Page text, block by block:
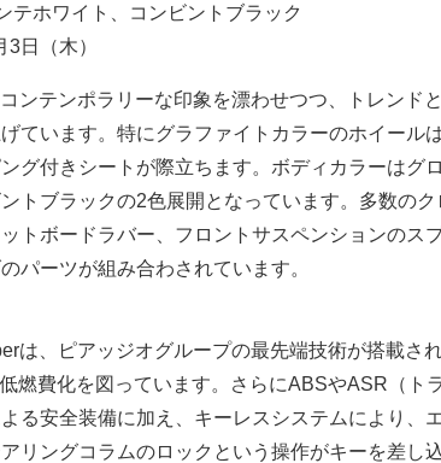
テホワイト、コンビントブラック
3日（木）
ンテンポラリーな印象を漂わせつつ、トレンド
ています。特にグラファイトカラーのホイール
ング付きシートが際立ちます。ボディカラーはグ
トブラックの2色展開となっています。多数の
トボードラバー、フロントサスペンションのス
パーツが組み合わされています。
は、ピアッジオグループの最先端技術が搭載さ
燃費化を図っています。さらにABSやASR（ト
る安全装備に加え、キーレスシステムにより、
リングコラムのロックという操作がキーを差し